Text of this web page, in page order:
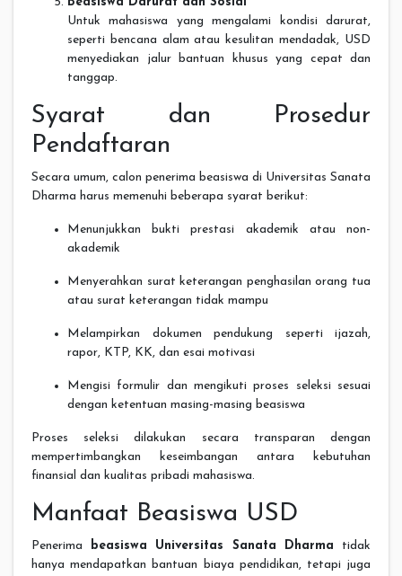
Untuk mahasiswa yang mengalami kondisi darurat,
seperti bencana alam atau kesulitan mendadak, USD
menyediakan jalur bantuan khusus yang cepat dan
tanggap.
Syarat dan Prosedur
Pendaftaran
Secara umum, calon penerima beasiswa di Universitas Sanata
Dharma harus memenuhi beberapa syarat berikut:
Menunjukkan bukti prestasi akademik atau non-
akademik
Menyerahkan surat keterangan penghasilan orang tua
atau surat keterangan tidak mampu
Melampirkan dokumen pendukung seperti ijazah,
rapor, KTP, KK, dan esai motivasi
Mengisi formulir dan mengikuti proses seleksi sesuai
dengan ketentuan masing-masing beasiswa
Proses seleksi dilakukan secara transparan dengan
mempertimbangkan keseimbangan antara kebutuhan
finansial dan kualitas pribadi mahasiswa.
Manfaat Beasiswa USD
Penerima beasiswa Universitas Sanata Dharma tidak
hanya mendapatkan bantuan biaya pendidikan, tetapi juga